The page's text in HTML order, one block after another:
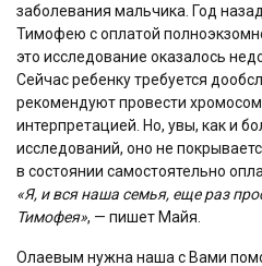
заболевания мальчика. Год
Тимофею с оплатой
это исследование оказалось
Сейчас ребенку требуется
рекомендуют провести
интерпретацией. Но, увы, как и
исследований, оно не
в состоянии самостоятельно
«Я, и вся наша семья, еще раз
Тимофея», — пишет Майя.
Олаевым нужна наша с Вами